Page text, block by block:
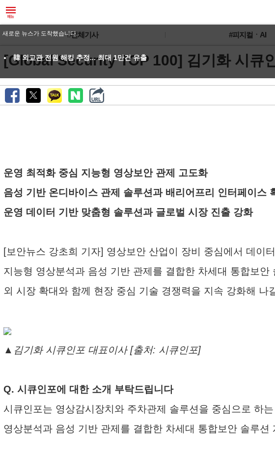
#전체기사 #피지컬ㆍAI
[Global Security TOP 100] 김기화 시큐
운영 최적화 중심 지능형 영상보안 관제 고도화
음성 기반 온디바이스 관제 솔루션과 배리어프리 인터페이스
운영 데이터 기반 맞춤형 솔루션과 글로벌 시장 진출 강화
[보안뉴스 강초희 기자] 영상보안 산업이 장비 중심에서 데이
지능형 영상분석과 음성 기반 관제를 결합한 차세대 통합보
외 시장 확대와 함께 현장 중심 기술 경쟁력을 지속 강화해 나
▲김기화 시큐인포 대표이사 [출처: 시큐인포]
Q. 시큐인포에 대한 소개 부탁드립니다
시큐인포는 영상감시장치와 주차관제 솔루션을 중심으로 하
영상분석과 음성 기반 관제를 결합한 차세대 통합보안 솔루션
새로운 뉴스가 도착했습니다.
韓 외교관 전원 해킹 추정... 최대 1만건 유출